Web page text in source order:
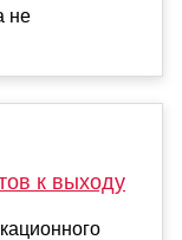
не
к выходу